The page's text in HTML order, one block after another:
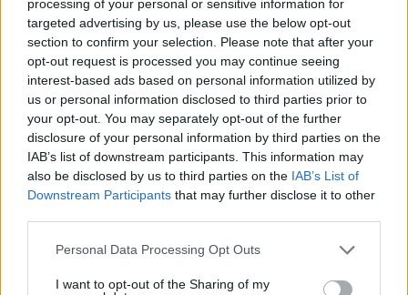
processing of your personal or sensitive information for
targeted advertising by us, please use the below opt-out
section to confirm your selection. Please note that after your
opt-out request is processed you may continue seeing
interest-based ads based on personal information utilized by
us or personal information disclosed to third parties prior to
your opt-out. You may separately opt-out of the further
disclosure of your personal information by third parties on the
IAB’s list of downstream participants. This information may
also be disclosed by us to third parties on the IAB’s List of
Downstream Participants that may further disclose it to other
Please note that this website/app uses one or more Google
not limited to your visit or usage behaviour. You may click to
Personal Data Processing Opt Outs
I want to opt-out of the Sharing of my
Η μάχη του Λίαμ Πέιν με τους δαίμονές του: Ήταν σε
κέντρο αποτοξίνωσης πριν από εβδομάδες
Thema Insights